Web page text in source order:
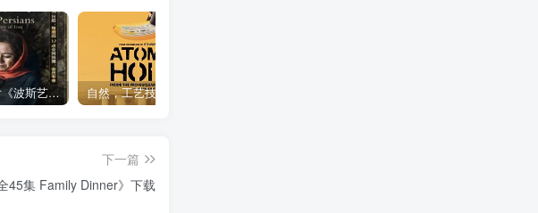
艺术纪录片《波斯艺术 Art of Persia》下载
下一篇
45集 Family Dinner》下载